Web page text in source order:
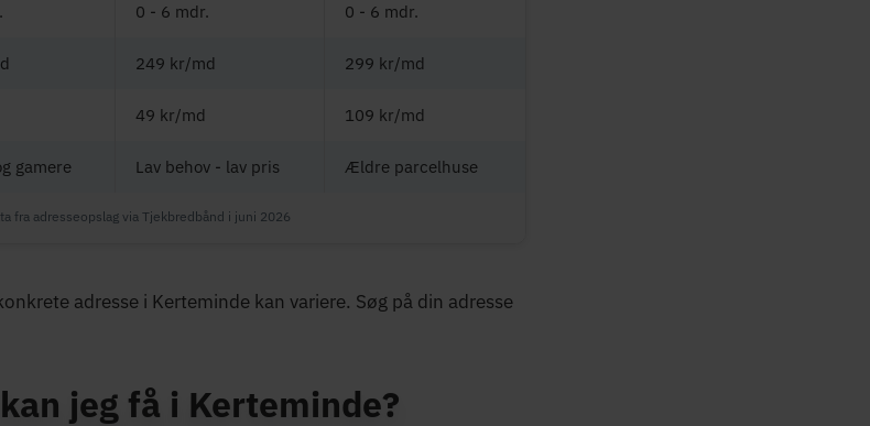
0 - 6 mdr. 0 - 6 mdr.
249 kr/md 299 kr/md
49 kr/md 109 kr/md
gamere Lav behov - lav pris Ældre parcelhuse
fra adresseopslag via Tjekbredbånd i juni 2026
adresse i Kerteminde kan variere. Søg på din adresse
jeg få i Kerteminde?